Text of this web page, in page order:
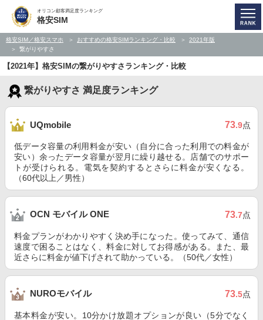
オリコン顧客満足度ランキング
格安SIM
格安SIM／格安スマホ おすすめの格安SIMランキング・比較
2021年版
繋がりやすさ
【2021年】格安SIMの繋がりやすさランキング・比較
繋がりやすさ 満足度ランキング
UQmobile 73.9点
低データ容量の利用料金が安い（自分に合った利用での料金が
安い）余ったデータ容量が翌月に繰り越せる。店舗でのサポー
トが受けられる。電気を契約するとさらに料金が安くなる。
（60代以上／男性）
OCN モバイル ONE 73.7点
料金プランがわかりやすく決め手になった。使ってみて、通信
速度で困ることはなく、料金に対してお得感がある。また、最
近さらに料金が値下げされて助かっている。（50代／女性）
NUROモバイル 73.5点
基本料金が安い。10分かけ放題オプションが良い（5分でなく